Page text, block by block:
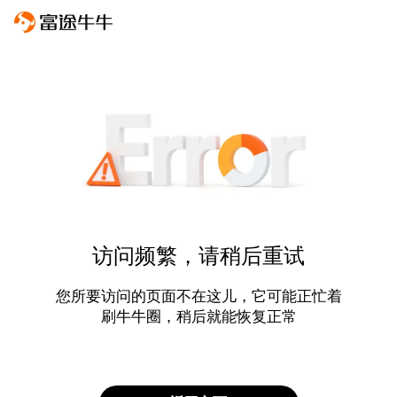
访问频繁，请稍后重试
您所要访问的页面不在这儿，它可能正忙着
刷牛牛圈，稍后就能恢复正常